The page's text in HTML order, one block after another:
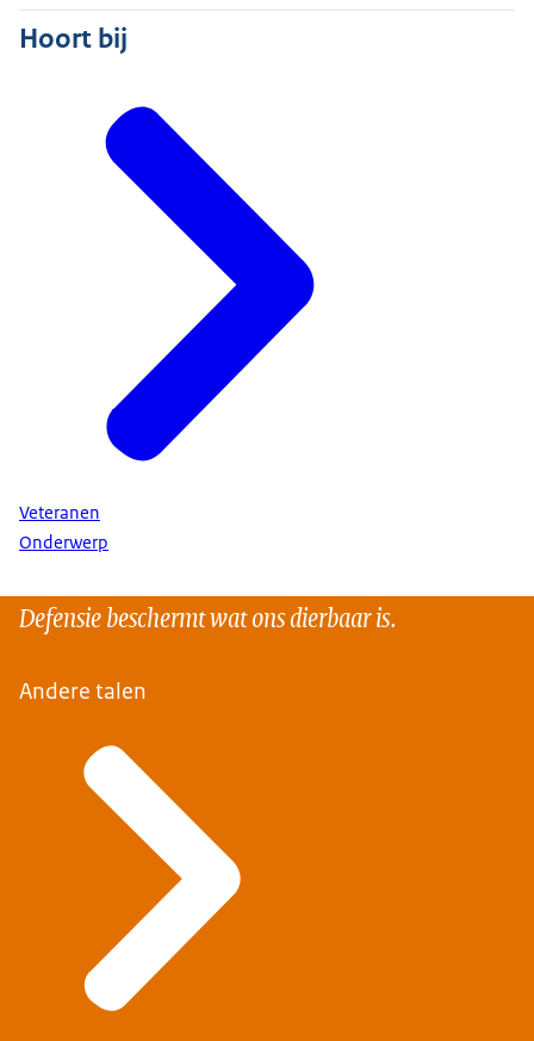
Hoort bij
Veteranen
Onderwerp
Defensie beschermt wat ons dierbaar is.
Andere talen